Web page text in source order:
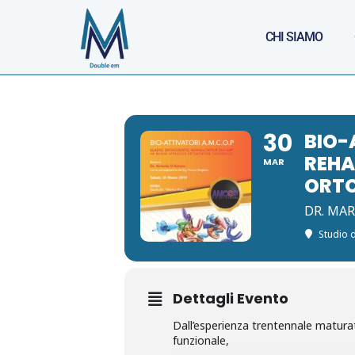
CHI SIAMO
30
MAR
BIO-
DR.
Studio
Dettagli Evento
Dall’esperienza trentennale
funzionale,